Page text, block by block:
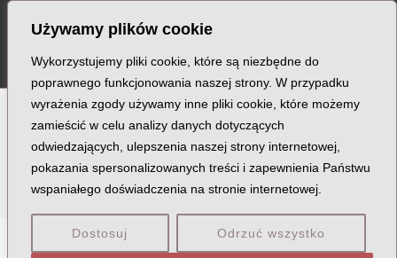
Używamy plików cookie
Wykorzystujemy pliki cookie, które są niezbędne do
poprawnego funkcjonowania naszej strony. W przypadku
wyrażenia zgody używamy inne pliki cookie, które możemy
zamieścić w celu analizy danych dotyczących
odwiedzających, ulepszenia naszej strony internetowej,
pokazania spersonalizowanych treści i zapewnienia Państwu
wspaniałego doświadczenia na stronie internetowej.
Dostosuj Odrzuć wszystko
content
Miejscowość: Wilno